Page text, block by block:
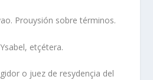
Prouysión sobre términos.
etçétera.
o juez de resydençia del